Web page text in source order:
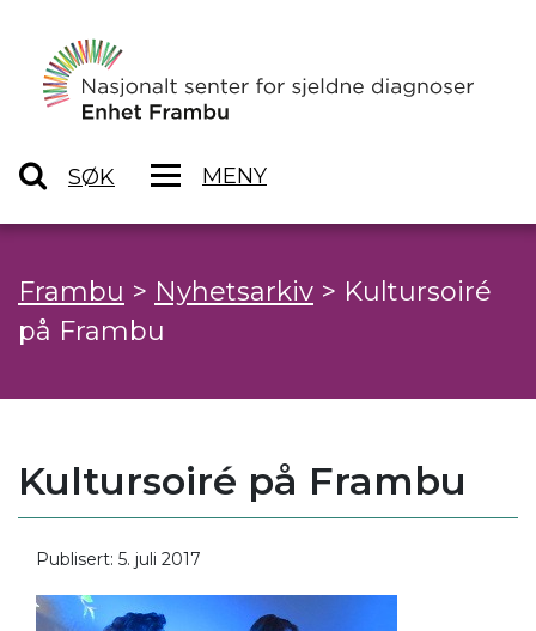
SØK MENY
Frambu > Nyhetsarkiv > Kultursoiré
på Frambu
Kultursoiré på Frambu
Publisert: 5. juli 2017